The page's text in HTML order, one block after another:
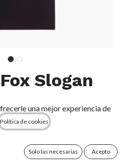
Slogan
Black
de Fox con la máxima
una mejor experiencia de
Política de cookies
Solo las necesarias Acepto